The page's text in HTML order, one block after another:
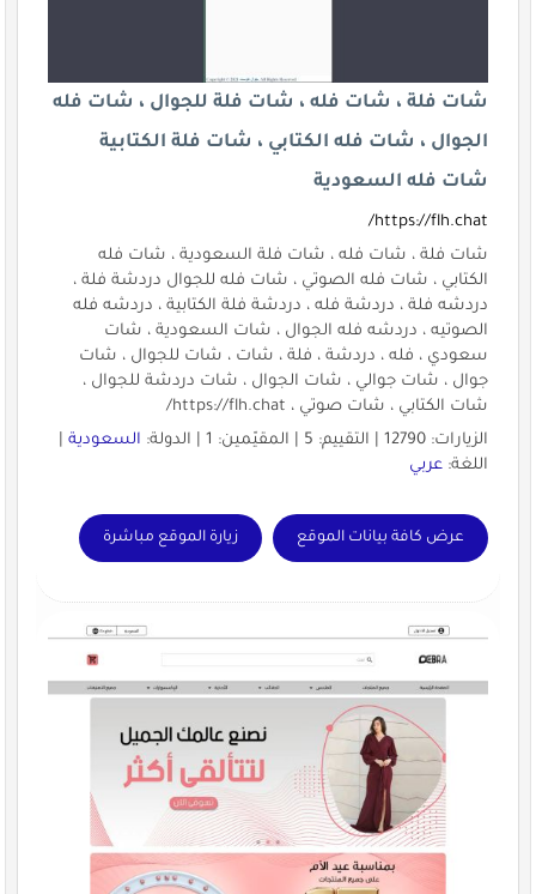
شات فلة ، شات فله ، شات فلة للجوال ، شات فله
الجوال ، شات فله الكتابي ، شات فلة الكتابية
شات فله السعودية
https://flh.chat/
شات فلة ، شات فله ، شات فلة السعودية ، شات فله
الكتابي ، شات فله الصوتي ، شات فله للجوال دردشة فلة ،
دردشه فلة ، دردشة فله ، دردشة فلة الكتابية ، دردشه فله
الصوتيه ، دردشه فله الجوال ، شات السعودية ، شات
سعودي ، فله ، دردشة ، فلة ، شات ، شات للجوال ، شات
جوال ، شات جوالي ، شات الجوال ، شات دردشة للجوال ،
شات الكتابي ، شات صوتي ، https://flh.chat/
الزيارات: 12790 | التقييم: 5 | المقيّمين: 1 | الدولة:
السعودية|
اللغة: عربي
عرض كافة بيانات الموقع زيارة الموقع مباشرة